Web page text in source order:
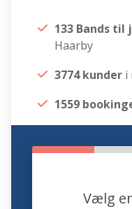
133 Bands
Haarby
3774 kunder i
1559
Vælg